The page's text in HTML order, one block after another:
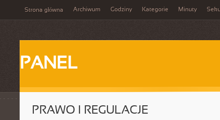
Strona główna Archiwum Godziny Kategorie Minuty
PANEL
PRAWO I REGULACJE